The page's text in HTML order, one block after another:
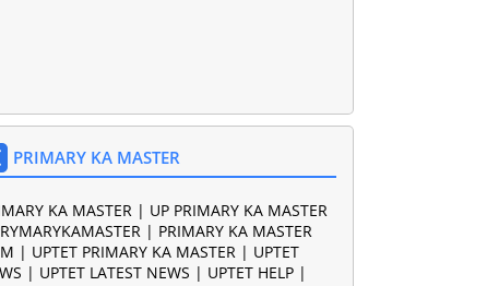
PRIMARY KA MASTER
KA MASTER | UP PRIMARY KA MASTER
| PRIMARY KA MASTER
| UPTET PRIMARY KA MASTER | UPTET
| UPTET LATEST NEWS | UPTET HELP |